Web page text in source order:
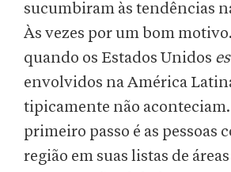
sucumbiram às tendências
Às vezes por um bom
quando os Estados Unidos
envolvidos na América
tipicamente não aconteciam.
primeiro passo é as pessoas
região em suas listas de áreas